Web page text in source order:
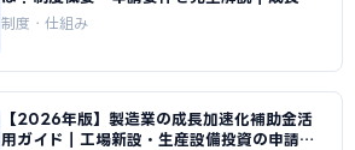
速化補助金ナビ
制度・仕組み
【2026年版】製造業の成長加速化補助金活
用ガイド｜工場新設・生産設備投資の申請戦